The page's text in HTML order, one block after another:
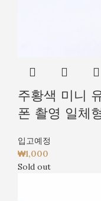
주황색 미니
폰 촬영 일체
입고예정
₩1,000
Sold out